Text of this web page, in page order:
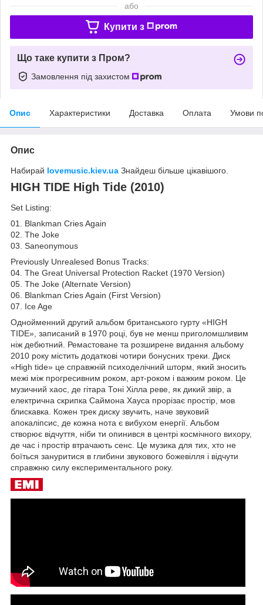
або
Купити з
Що таке купити з Пром?
Замовлення під захистом
Опис Характеристики Доставка Оплата Умови
Опис
Набирай lovemusic.kiev.ua Знайдеш більше цікавішого.
HIGH TIDE High Tide (2010)
Set Listing:
01. Blankman Cries Again
02. The Joke
03. Saneonymous
Previously Unrealesed Bonus Tracks:
04. The Great Universal Protection Racket (1970 Version)
05. The Joke (Alternate Version)
06. Blankman Cries Again (First Version)
07. Ice Age
Однойменний другий альбом британського гурту «HIGH
TIDE», записаний в 1970 році, був не менш приголомшливим
ніж дебютний. Ремастоване та розширене видання альбому
2010 року містить додаткові чотири бонусних треки. Диск
«High tide» це справжній психоделічний шторм, який зносить
межі між прогресивним роком, арт-роком і важким роком. Це
музичний хаос, де гітара Тоні Хілла реве, як дикий звір, а
електрична скрипка Саймона Хауса прорізає простір, мов
блискавка. Кожен трек диску звучить, наче звуковий
апокаліпсис, де кожна нота є вибухом енергії. Альбом
створює відчуття, ніби ти опинився в центрі космічного вихору,
де час і простір втрачають сенс. Це музика для тих, хто не
боїться зануритися в глибини звукового божевілля і відчути
справжню силу експериментального року.